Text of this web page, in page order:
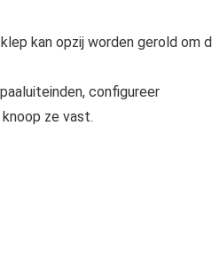
kan opzij worden gerold om
configureer
ze vast.